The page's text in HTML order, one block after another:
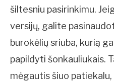
šiltesniu pasirinkimu.
versijų, galite
burokėlių sriuba, kurią
papildyti šonkauliukais.
mėgautis šiuo